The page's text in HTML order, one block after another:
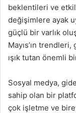
beklentileri ve
değişimlere ayak
güçlü bir varlık
Mayıs’ın
ışık tutan önemli
Sosyal medya,
sahip olan bir
çok işletme ve